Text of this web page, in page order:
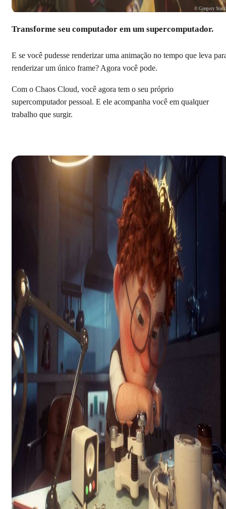
© Gregory Stark
Transforme seu computador em um supercomputador.
E se você pudesse renderizar uma animação no tempo que leva
renderizar um único frame? Agora você pode.
Com o Chaos Cloud, você agora tem o seu próprio
supercomputador pessoal. E ele acompanha você em qualquer
trabalho que surgir.